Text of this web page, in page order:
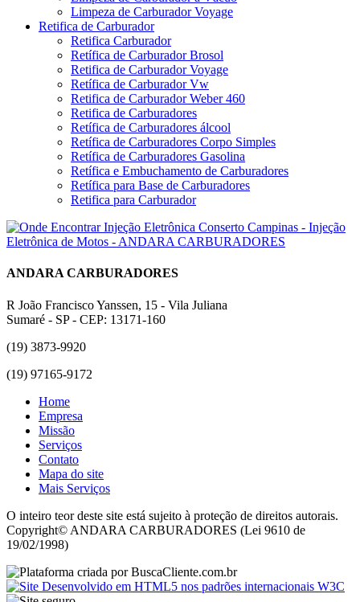
Limpeza de Carburador Voyage
Retifica de Carburador
Retifica Carburador
Retífica de Carburador Brosol
Retifica de Carburador Voyage
Retífica de Carburador Vw
Retifica de Carburador Weber 460
Retifica de Carburadores
Retífica de Carburadores álcool
Retífica de Carburadores Corpo Simples
Retífica de Carburadores Gasolina
Retífica e Embuchamento de Carburadores
Retífica para Base de Carburadores
Retifica para Carburador
ANDARA CARBURADORES
R João Francisco Yanssen, 15 - Vila Juliana
Sumaré - SP - CEP: 13171-160
(19) 3873-9920
(19) 97165-9172
Home
Empresa
Missão
Serviços
Contato
Mapa do site
Mais Serviços
O inteiro teor deste site está sujeito à proteção de direitos autorais.
Copyright© ANDARA CARBURADORES (Lei 9610 de
19/02/1998)